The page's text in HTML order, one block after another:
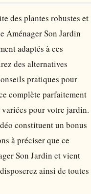
des plantes robustes et
Aménager Son Jardin
adaptés à ces
des alternatives
pratiques pour
complète parfaitement
pour votre jardin.
constituent un bonus
à préciser que ce
Son Jardin et vient
ainsi de toutes